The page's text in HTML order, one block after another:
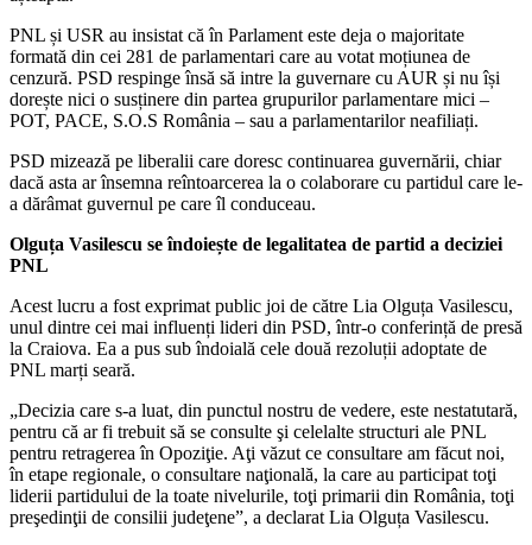
PNL și USR au insistat că în Parlament este deja o majoritate
formată din cei 281 de parlamentari care au votat moțiunea de
cenzură. PSD respinge însă să intre la guvernare cu AUR și nu își
dorește nici o susținere din partea grupurilor parlamentare mici –
POT, PACE, S.O.S România – sau a parlamentarilor neafiliați.
PSD mizează pe liberalii care doresc continuarea guvernării, chiar
dacă asta ar însemna reîntoarcerea la o colaborare cu partidul care le-
a dărâmat guvernul pe care îl conduceau.
Olguța Vasilescu se îndoiește de legalitatea de partid a deciziei
PNL
Acest lucru a fost exprimat public joi de către Lia Olguța Vasilescu,
unul dintre cei mai influenți lideri din PSD, într-o conferință de presă
la Craiova. Ea a pus sub îndoială cele două rezoluții adoptate de
PNL marți seară.
„Decizia care s-a luat, din punctul nostru de vedere, este nestatutară,
pentru că ar fi trebuit să se consulte şi celelalte structuri ale PNL
pentru retragerea în Opoziţie. Aţi văzut ce consultare am făcut noi,
în etape regionale, o consultare naţională, la care au participat toţi
liderii partidului de la toate nivelurile, toţi primarii din România, toţi
preşedinţii de consilii judeţene”, a declarat Lia Olguța Vasilescu.